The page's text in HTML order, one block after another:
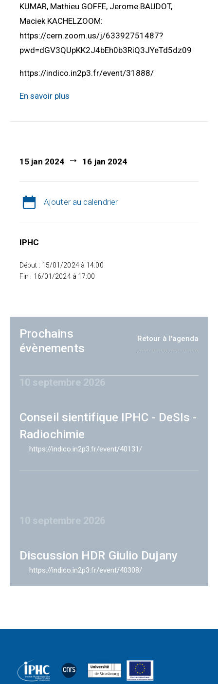
KUMAR, Mathieu GOFFE, Jerome BAUDOT,
Maciek KACHELZOOM:
https://cern.zoom.us/j/63392751487?
pwd=dGV3QUpKK2J4bEh0b3RiQ3JYeTd5dz09
https://indico.in2p3.fr/event/31888/
En savoir plus
15 jan 2024 16 jan 2024
Ajouter au calendrier
IPHC
Début : 15/01/2024 à 14:00
Fin : 16/01/2024 à 17:00
Prochains
évènements
Retour à l'agenda
10 septembre 2026
Conseil sientifique IPHC - DeSIs -
Radiochimie
https://indico.in2p3.fr/event/40131/
10 septembre 2026
Discussion HDR Giulio Dujany
https://indico.in2p3.fr/event/40308/